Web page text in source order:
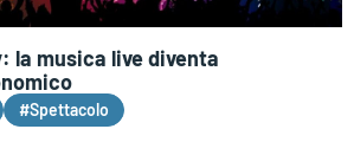
la musica live diventa
#Spettacolo